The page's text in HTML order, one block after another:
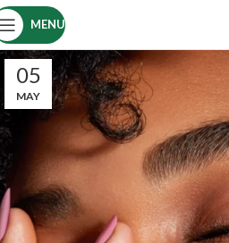
MENU
05
MAY